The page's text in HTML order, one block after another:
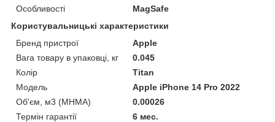
Особливості
MagSafe
Користувальницькі характеристики
Бренд пристрої
Apple
Вага товару в упаковці, кг
0.045
Колір
Titan
Мoдель
Apple iPhone 14 Pro 2022
Об'єм, м3 (МНМА)
0.00026
Термін гарантії
6 мес.